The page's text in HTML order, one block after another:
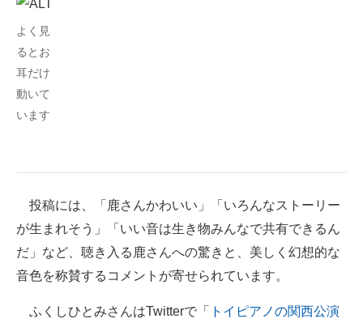
よく見
るとお
耳だけ
動いて
います
投稿には、「鹿さんかわいい」「いろんなストーリー
が生まれそう」「いい音は生き物みんなで共有できるん
だ」など、聴き入る鹿さんへの驚きと、美しく幻想的な
音色を称賛するコメントが寄せられています。
ふくしひとみさんはTwitterで「
トイピアノの関西公演